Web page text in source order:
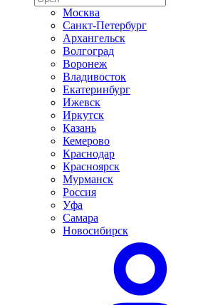
Москва
Санкт-Петербург
Архангельск
Волгоград
Воронеж
Владивосток
Екатеринбург
Ижевск
Иркутск
Казань
Кемерово
Краснодар
Красноярск
Мурманск
Россия
Уфа
Самара
Новосибирск